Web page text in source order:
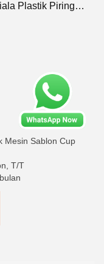
Plastik Piring
Mesin Sablon Cup
T/T